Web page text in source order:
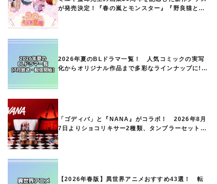
が発売決定！『春の嵐とモンスター』『野良猫と
2026年夏のBLドラマ一覧！ 人気コミックの実写
化からオリジナル作品まで多彩なラインナップに!!
「ゴディバ」と『NANA』がコラボ！ 2026年8月
7日よりショコリキサー2種類、タンブラーセットな
【2026年春版】異世界アニメおすすめ43選！ 転